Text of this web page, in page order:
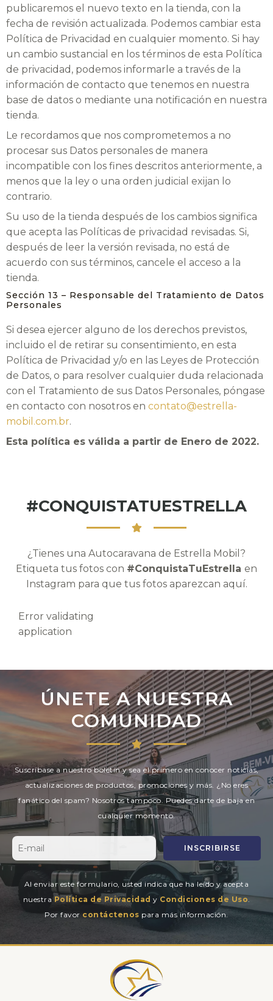
publicaremos el nuevo texto en la tienda, con la
fecha de revisión actualizada. Podemos cambiar esta
Política de Privacidad en cualquier momento. Si hay
un cambio sustancial en los términos de esta Política
de privacidad, podemos informarle a través de la
información de contacto que tenemos en nuestra
base de datos o mediante una notificación en nuestra
tienda.
Le recordamos que nos comprometemos a no
procesar sus Datos personales de manera
incompatible con los fines descritos anteriormente, a
menos que la ley o una orden judicial exijan lo
contrario.
Su uso de la tienda después de los cambios significa
que acepta las Políticas de privacidad revisadas. Si,
después de leer la versión revisada, no está de
acuerdo con sus términos, cancele el acceso a la
tienda.
Sección 13 – Responsable del Tratamiento de Datos
Personales
Si desea ejercer alguno de los derechos previstos,
incluido el de retirar su consentimiento, en esta
Política de Privacidad y/o en las Leyes de Protección
de Datos, o para resolver cualquier duda relacionada
con el Tratamiento de sus Datos Personales, póngase
en contacto con nosotros en contato@estrella-
mobil.com.br.
Esta política es válida a partir de Enero de 2022.
#CONQUISTATUESTRELLA
¿Tienes una Autocaravana de Estrella Mobil?
Etiqueta tus fotos con #ConquistaTuEstrella en
Instagram para que tus fotos aparezcan aquí.
Error validating
application
ÚNETE A NUESTRA
COMUNIDAD
Suscríbase a nuestro boletín y sea el primero en conocer noticias,
actualizaciones de productos, promociones y más. ¿No eres
fanático del spam? Nosotros tampoco. Puedes darte de baja en
cualquier momento.
INSCRIBIRSE
Al enviar este formulario, usted indica que ha leído y acepta
nuestraPolítica de Privacidad y Condiciones de Uso.
Por favor contáctenos para más información.